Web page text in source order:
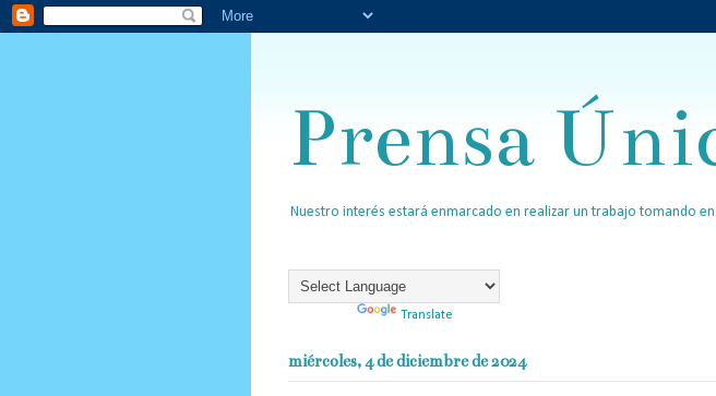
Prensa
Nuestro interés estará enmarcado en realizar un trabajo tomando
Translate
miércoles, 4 de diciembre de 2024